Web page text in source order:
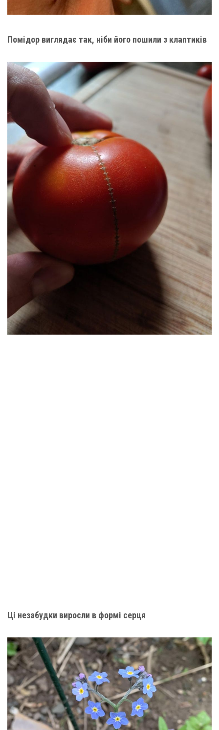
Помідор виглядає так, ніби його пошили з клаптиків
Ці незабудки виросли в формі серця